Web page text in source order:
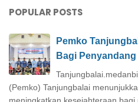
POPULAR POSTS
Pemko
Bagi
(Pemko) Tanjungbalai
meningkatkan kesejahteraan bagi